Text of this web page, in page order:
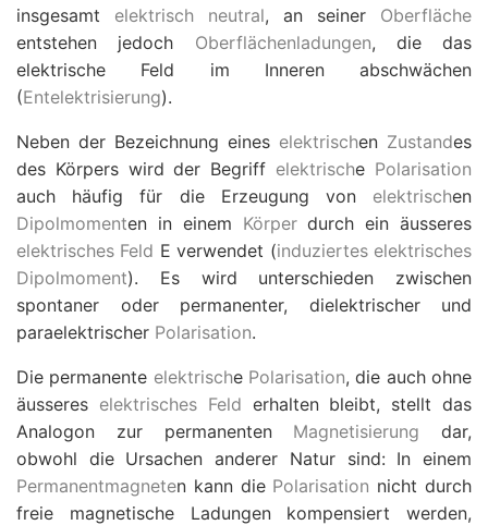
insgesamt elektrisch neutral, an seiner Oberfläche
entstehen jedoch Oberflächenladungen, die das
elektrische Feld im Inneren abschwächen
(Entelektrisierung).
Neben der Bezeichnung eines elektrischen Zustandes
des Körpers wird der Begriff elektrische Polarisation
auch häufig für die Erzeugung von elektrischen
Dipolmomenten in einem Körperdurch ein äusseres
elektrisches Feld E verwendet (induziertes elektrisches
Dipolmoment). Es wird unterschieden zwischen
spontaner oder permanenter, dielektrischer und
paraelektrischer Polarisation.
Die permanente elektrische Polarisation, die auch ohne
äusseres elektrisches Feld erhalten bleibt, stellt das
Analogon zur permanenten Magnetisierung dar,
obwohl die Ursachen anderer Natur sind: In einem
Permanentmagneten kann die Polarisation nicht durch
freie magnetische Ladungen kompensiert werden,